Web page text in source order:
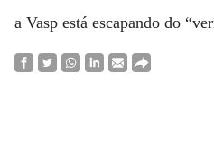
a Vasp está escapando do